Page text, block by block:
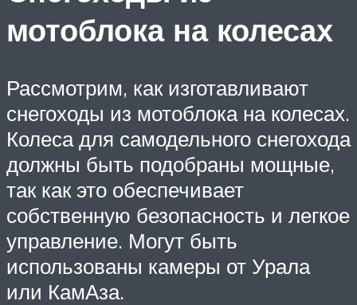
мотоблока на колесах
Рассмотрим, как изготавливают
снегоходы из мотоблока на колесах.
Колеса для самодельного снегохода
должны быть подобраны мощные,
так как это обеспечивает
собственную безопасность и легкое
управление. Могут быть
использованы камеры от Урала
или КамАза.